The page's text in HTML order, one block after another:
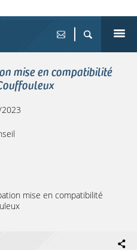
mise en compatibilité
mise en compatibilité